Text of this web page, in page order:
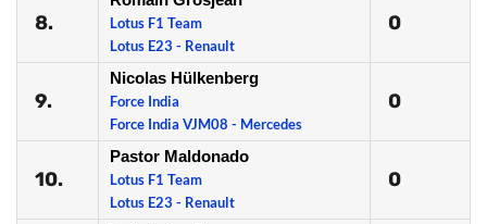
8.
Lotus F1 Team
Lotus E23 - Renault
0
9.
Nicolas Hülkenberg
Force India
Force India VJM08 - Mercedes
0
10.
Pastor Maldonado
Lotus F1 Team
Lotus E23 - Renault
0